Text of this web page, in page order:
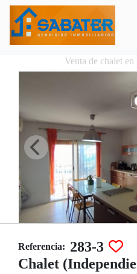
Venta de chalet
Referencia: 283-3
Chalet